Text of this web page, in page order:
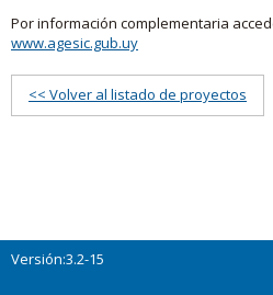
Por información complementaria
www.agesic.gub.uy
<< Volver al listado de proyectos
Versión:3.2-15